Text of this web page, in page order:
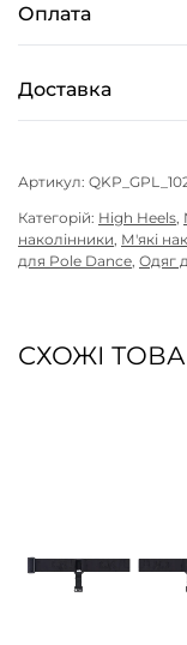
Оплата
Доставка
Артикул:
Категорій: High Heels,
наколінники, М'які
для Pole Dance, Одяг
СХОЖІ